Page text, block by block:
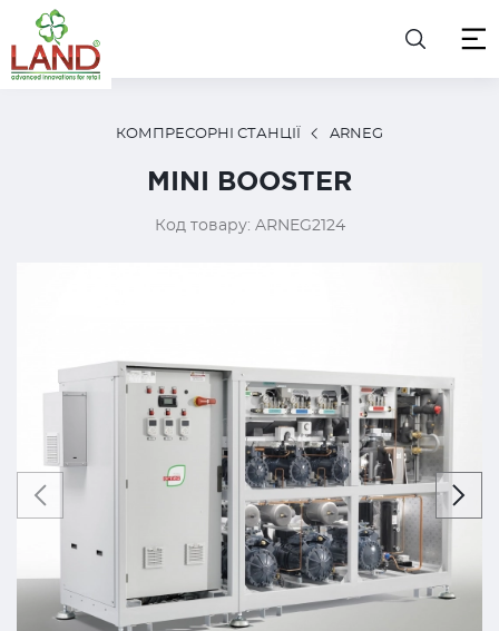
КОМПРЕСОРНІ СТАНЦІЇ ARNEG
MINI BOOSTER
Код товару: ARNEG2124